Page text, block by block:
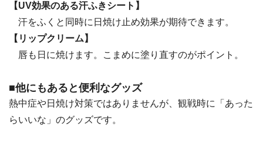
【UV効果のある汗ふきシート】
汗をふくと同時に日焼け止め効果が期待できます。
【リップクリーム】
唇も日に焼けます。こまめに塗り直すのがポイント。
■他にもあると便利なグッズ
熱中症や日焼け対策ではありませんが、観戦時に「あった
らいいな」のグッズです。